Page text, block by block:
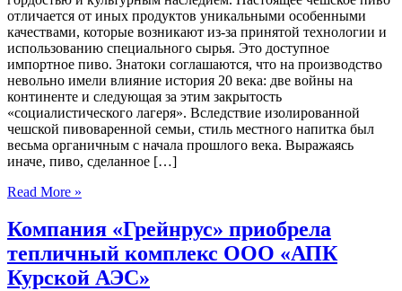
отличается от иных продуктов уникальными особенными
качествами, которые возникают из-за принятой технологии и
использованию специального сырья. Это доступное
импортное пиво. Знатоки соглашаются, что на производство
невольно имели влияние история 20 века: две войны на
континенте и следующая за этим закрытость
«социалистического лагеря». Вследствие изолированной
чешской пивоваренной семьи, стиль местного напитка был
весьма органичным с начала прошлого века. Выражаясь
иначе, пиво, сделанное […]
Read More »
Компания «Грейнрус» приобрела
тепличный комплекс ООО «АПК
Курской АЭС»